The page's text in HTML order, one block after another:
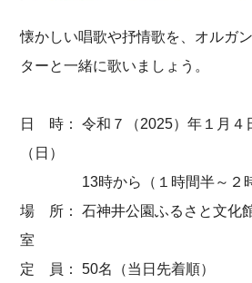
懐かしい唱歌や抒情歌を、オルガ
ターと一緒に歌いましょう。
日 時： 令和７（2025）年１月４
（日）
13時から（１時間半～２時
場 所： 石神井公園ふるさと文化
室
定 員： 50名（当日先着順）